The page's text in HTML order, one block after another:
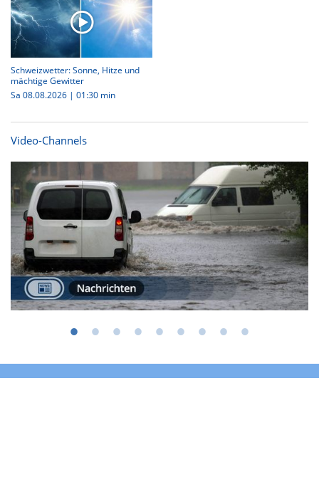
Schweizwetter: Sonne, Hitze und
mächtige Gewitter
Sa 08.08.2026 | 01:30 min
Video-Channels